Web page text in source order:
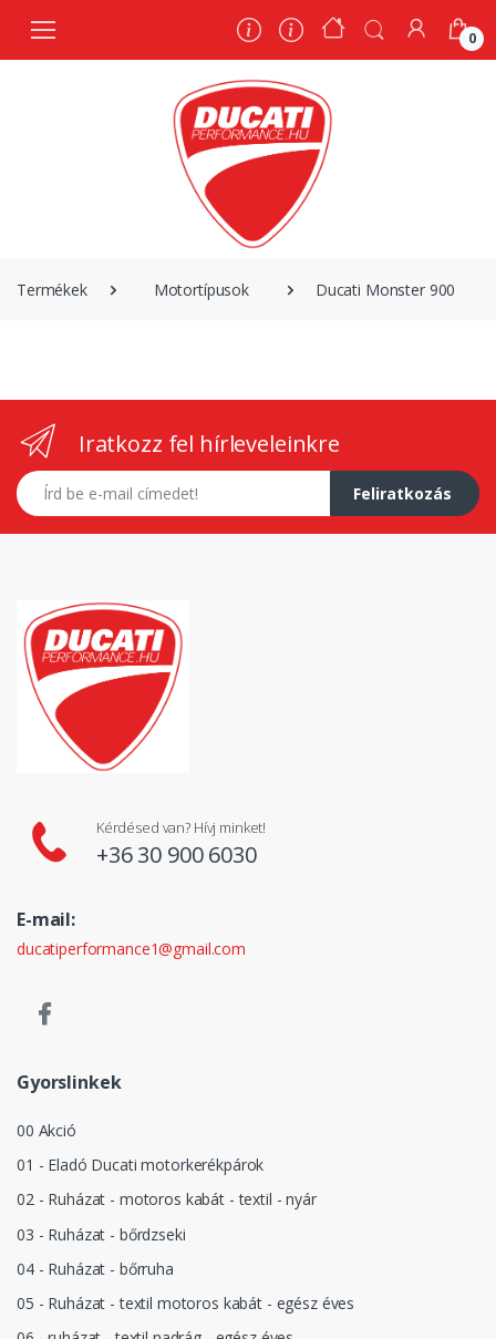
0
Termékek Motortípusok Ducati Monster 900
Iratkozz fel hírleveleinkre
E-mail címed
Feliratkozás
Kérdésed van? Hívj minket!
+36 30 900 6030
E-mail:
ducatiperformance1@gmail.com
Gyorslinkek
00 Akció
01 - Eladó Ducati motorkerékpárok
02 - Ruházat - motoros kabát - textil - nyár
03 - Ruházat - bőrdzseki
04 - Ruházat - bőrruha
05 - Ruházat - textil motoros kabát - egész éves
0